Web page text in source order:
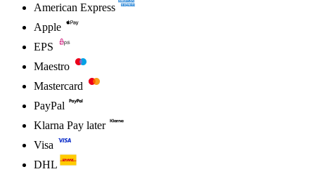
American Express
Apple
EPS
Maestro
Mastercard
PayPal
Klarna Pay later
Visa
DHL